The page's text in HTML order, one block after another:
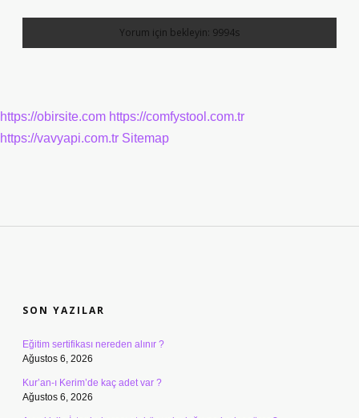
https://obirsite.com https://comfystool.com.tr
https://vavyapi.com.tr Sitemap
SON YAZILAR
Eğitim sertifikası nereden alınır ?
Ağustos 6, 2026
Kur’an-ı Kerim’de kaç adet var ?
Ağustos 6, 2026